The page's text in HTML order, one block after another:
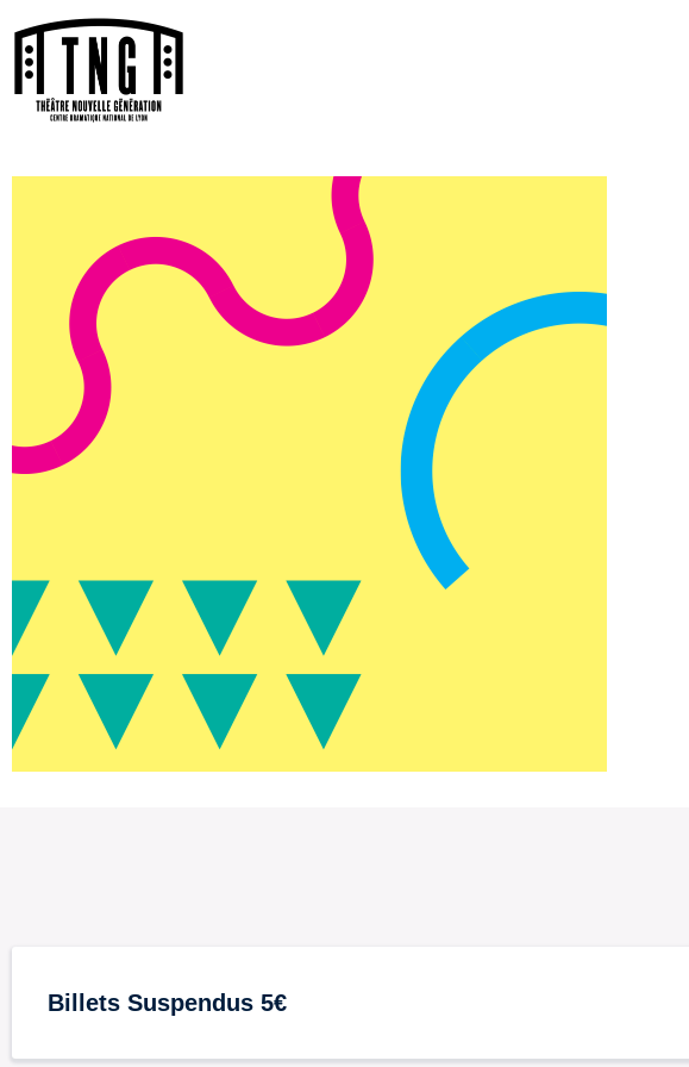
Billets Suspendus 5€